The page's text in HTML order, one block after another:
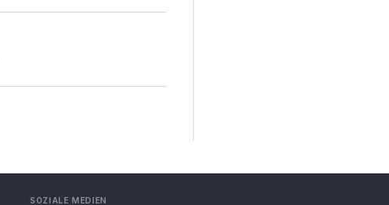
SOZIALE MEDIEN